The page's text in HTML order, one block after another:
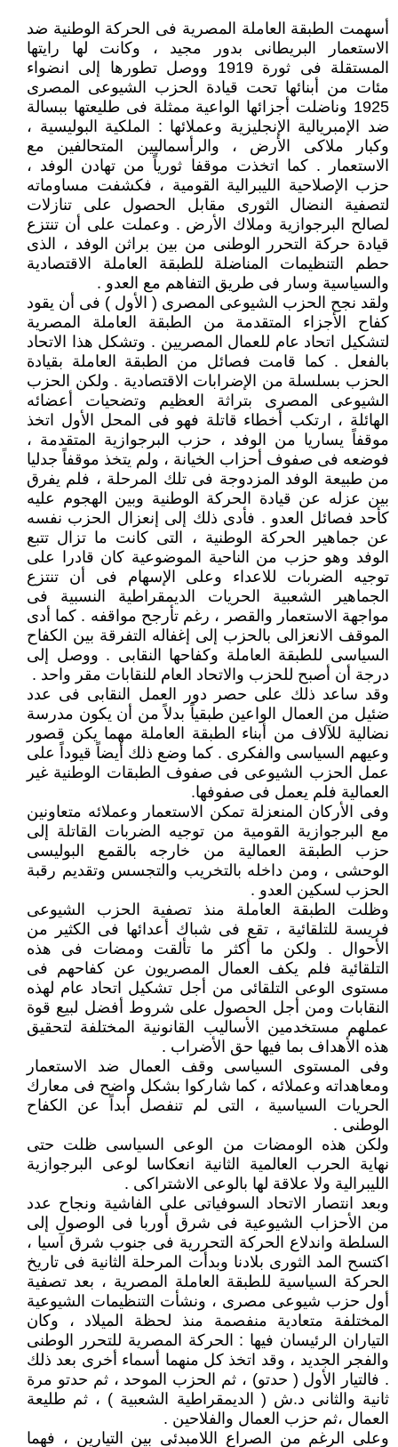
أسهمت الطبقة العاملة المصرية فى الحركة الوطنية ضد
الاستعمار البريطانى بدور مجيد ، وكانت لها رايتها
المستقلة فى ثورة 1919 ووصل تطورها إلى انضواء
مئات من أبنائها تحت قيادة الحزب الشيوعى المصرى
1925 وناضلت أجزائها الواعية ممثلة فى طليعتها ببسالة
ضد الإمبريالية الإنجليزية وعملائها : الملكية البوليسية ،
وكبار ملاكى الأرض ، والرأسماليين المتحالفين مع
الاستعمار . كما اتخذت موقفا ثورياً من تهادن الوفد ،
حزب الإصلاحية الليبرالية القومية ، فكشفت مساوماته
لتصفية النضال الثورى مقابل الحصول على تنازلات
لصالح البرجوازية وملاك الأرض . وعملت على أن تنتزع
قيادة حركة التحرر الوطنى من بين براثن الوفد ، الذى
حطم التنظيمات المناضلة للطبقة العاملة الاقتصادية
والسياسية وسار فى طريق التفاهم مع العدو .
ولقد نجح الحزب الشيوعى المصرى ( الأول ) فى أن يقود
كفاح الأجزاء المتقدمة من الطبقة العاملة المصرية
لتشكيل اتحاد عام للعمال المصريين . وتشكل هذا الاتحاد
بالفعل . كما قامت فصائل من الطبقة العاملة بقيادة
الحزب بسلسلة من الإضرابات الاقتصادية . ولكن الحزب
الشيوعى المصرى بتراثة العظيم وتضحيات أعضائه
الهائلة ، ارتكب أخطاء قاتلة فهو فى المحل الأول اتخذ
موقفاً يساريا من الوفد ، حزب البرجوازية المتقدمة ،
فوضعه فى صفوف أحزاب الخيانة ، ولم يتخذ موقفاً جدليا
من طبيعة الوفد المزدوجة فى تلك المرحلة ، فلم يفرق
بين عزله عن قيادة الحركة الوطنية وبين الهجوم عليه
كأحد فصائل العدو . فأدى ذلك إلى إنعزال الحزب نفسه
عن جماهير الحركة الوطنية ، التى كانت ما تزال تتبع
الوفد وهو حزب من الناحية الموضوعية كان قادرا على
توجيه الضربات للاعداء وعلى الإسهام فى أن تنتزع
الجماهير الشعبية الحريات الديمقراطية النسبية فى
مواجهة الاستعمار والقصر ، رغم تأرجح مواقفه . كما أدى
الموقف الانعزالى بالحزب إلى إغفاله التفرقة بين الكفاح
السياسى للطبقة العاملة وكفاحها النقابى . ووصل إلى
درجة أن أصبح للحزب والاتحاد العام للنقابات مقر واحد .
وقد ساعد ذلك على حصر دور العمل النقابى فى عدد
ضئيل من العمال الواعين طبقياً بدلاً من أن يكون مدرسة
نضالية للآلاف من أبناء الطبقة العاملة مهما يكن قصور
وعيهم السياسى والفكرى . كما وضع ذلك أيضاً قيوداً على
عمل الحزب الشيوعى فى صفوف الطبقات الوطنية غير
العمالية فلم يعمل فى صفوفها.
وفى الأركان المنعزلة تمكن الاستعمار وعملائه متعاونين
مع البرجوازية القومية من توجيه الضربات القاتلة إلى
حزب الطبقة العمالية من خارجه بالقمع البوليسى
الوحشى ، ومن داخله بالتخريب والتجسس وتقديم رقبة
الحزب لسكين العدو .
وظلت الطبقة العاملة منذ تصفية الحزب الشيوعى
فريسة للتلقائية ، تقع فى شباك أعدائها فى الكثير من
الأحوال . ولكن ما أكثر ما تألقت ومضات فى هذه
التلقائية فلم يكف العمال المصريون عن كفاحهم فى
مستوى الوعى التلقائى من أجل تشكيل اتحاد عام لهذه
النقابات ومن أجل الحصول على شروط أفضل لبيع قوة
عملهم مستخدمين الأساليب القانونية المختلفة لتحقيق
هذه الأهداف بما فيها حق الأضراب .
وفى المستوى السياسى وقف العمال ضد الاستعمار
ومعاهداته وعملائه ، كما شاركوا بشكل واضح فى معارك
الحريات السياسية ، التى لم تنفصل أبداً عن الكفاح
الوطنى .
ولكن هذه الومضات من الوعى السياسى ظلت حتى
نهاية الحرب العالمية الثانية انعكاسا لوعى البرجوازية
الليبرالية ولا علاقة لها بالوعى الاشتراكى .
وبعد انتصار الاتحاد السوفياتى على الفاشية ونجاح عدد
من الأحزاب الشيوعية فى شرق أوربا فى الوصول إلى
السلطة واندلاع الحركة التحررية فى جنوب شرق آسيا ،
اكتسح المد الثورى بلادنا وبدأت المرحلة الثانية فى تاريخ
الحركة السياسية للطبقة العاملة المصرية ، بعد تصفية
أول حزب شيوعى مصرى ، ونشأت التنظيمات الشيوعية
المختلفة متعادية منفصمة منذ لحظة الميلاد ، وكان
التياران الرئيسان فيها : الحركة المصرية للتحرر الوطنى
والفجر الجديد ، وقد اتخذ كل منهما أسماء أخرى بعد ذلك
. فالتيار الأول ( حدتو) ، ثم الحزب الموحد ، ثم حدتو مرة
ثانية والثانى د.ش ( الديمقراطية الشعبية ) ، ثم طليعة
العمال ،ثم حزب العمال والفلاحين .
وعلى الرغم من الصراع اللامبدئى بين التيارين ، فهما